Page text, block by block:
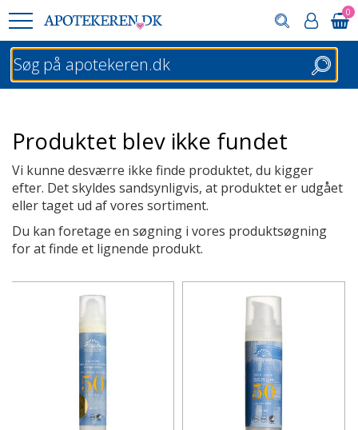
0
Søg
Produktet blev ikke fundet
Vi kunne desværre ikke finde produktet, du kigger
efter. Det skyldes sandsynligvis, at produktet er udgået
eller taget ud af vores sortiment.
Du kan foretage en søgning i vores produktsøgning
for at finde et lignende produkt.